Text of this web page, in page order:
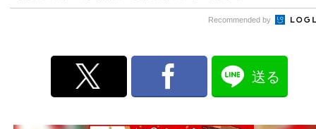
Recommended by
送る